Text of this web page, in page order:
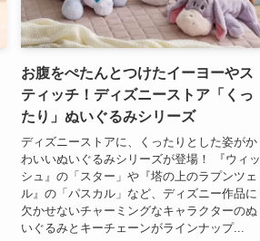
お腹をぺたんとつけたイーヨーやス
ティッチ！ディズニーストア「くっ
たり」ぬいぐるみシリーズ
ディズニーストアに、くったりとした姿がか
わいいぬいぐるみシリーズが登場！ 『ウィッ
シュ』の「スター」や『塔の上のラプンツェ
ル』の「パスカル」など、ディズニー作品に
欠かせないチャーミングなキャラクターのぬ
いぐるみとキーチェーンがラインナップ...